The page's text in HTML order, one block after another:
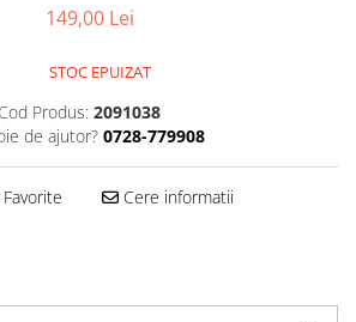
149,00 Lei
STOC EPUIZAT
Cod Produs: 2091038
de ajutor? 0728-779908
Cere informatii